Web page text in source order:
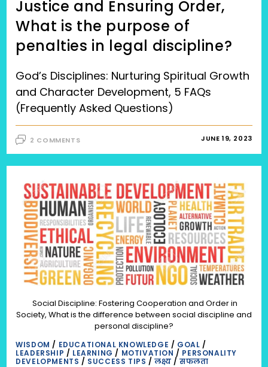
Justice and Ensuring Order,
What is the purpose of
penalties in legal discipline?
God’s Disciplines: Nurturing Spiritual Growth
and Character Development, 5 FAQs
(Frequently Asked Questions)
2 COMMENTS JUNE 19, 2023
Social Discipline: Fostering Cooperation and Order in
Society, What is the difference between social discipline and
personal discipline?
WISDOM / EDUCATIONAL KNOWLEDGE / GOAL /
LEADERSHIP / LEARNING / MOTIVATION / PERSONALITY
DEVELOPMENTS / SUCCESS TIPS /लक्ष्य /सफलता